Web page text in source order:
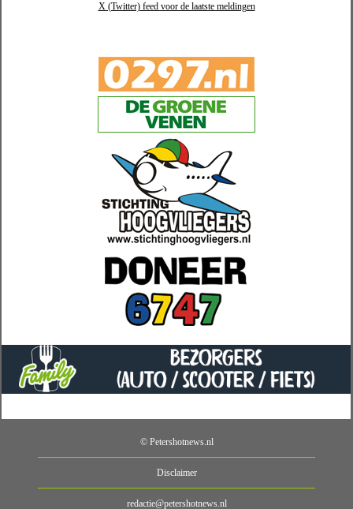
X (Twitter) feed voor de laatste meldingen
© Petershotnews.nl
Disclaimer
redactie@petershotnews.nl